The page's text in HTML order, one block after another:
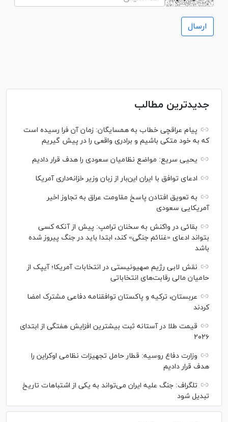
جدیدترین مطالب
پیام عراقچی خطاب به همسایگان: زمان آن فرا رسیده است
که به خود متکی باشیم و برادری واقعی را در پیش گیریم
یحیی سریع: مواضع نظامیان سعودی را هدف قرار دادیم
ادعای توافق با ایران این‌بار از زبان وزیر خزانه‌داری آمریکا
به تعویق افتادن پاسخ مقاومت عراق به تجاوز اخیر
آمریکایی سعودی
بقائی در واکنش به سخنان ترامپ: پیش از آنکه کسی
بتواند ادعای «غنائم جنگی» کند، ابتدا باید در جنگ پیروز شده
باشد
نقش لابی رژیم صهیونیستی در انتخابات آمریکا؛ آیپک از
حامیان مالی رقابت‌های انتخاباتی
عربستان، ترکیه و پاکستان توافقنامه دفاعی مشترک امضا
کردند
قیمت طلا در آستانه ثبت بیشترین افزایش هفتگی از ابتدای
۲۰۲۶
وزارت دفاع روسیه: قطار حامل تجهیزات نظامی اوکراین را
هدف قرار دادیم
تلگراف: جنگ علیه ایران می‌تواند به یکی از اشتباهات تاریخ
تبدیل شود